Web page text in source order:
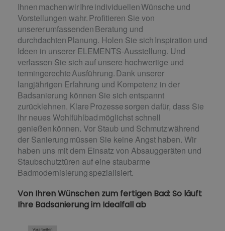
Ihnen machen wir Ihre individuellen Wünsche und
Vorstellungen wahr. Profitieren Sie von
unserer umfassenden Beratung und
durchdachten Planung. Holen Sie sich Inspiration und
Ideen in unserer ELEMENTS-Ausstellung. Und
verlassen Sie sich auf unsere hochwertige und
termingerechte Ausführung. Dank unserer
langjährigen Erfahrung und Kompetenz in der
Badsanierung können Sie sich entspannt
zurücklehnen. Klare Prozesse sorgen dafür, dass Sie
Ihr neues Wohlfühlbad möglichst schnell
genießen können. Vor Staub und Schmutz während
der Sanierung müssen Sie keine Angst haben. Wir
haben uns mit dem Einsatz von Absauggeräten und
Staubschutztüren auf eine staubarme
Badmodernisierung spezialisiert.
Von Ihren Wünschen zum fertigen Bad: So läuft
Ihre Badsanierung im Idealfall ab